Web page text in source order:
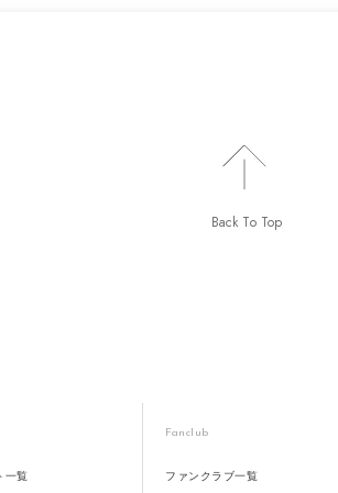
Back To Top
一覧
Fanclub
ファンクラブ一覧